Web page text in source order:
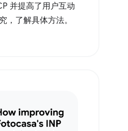
并提高了用户互动
，了解具体方法。